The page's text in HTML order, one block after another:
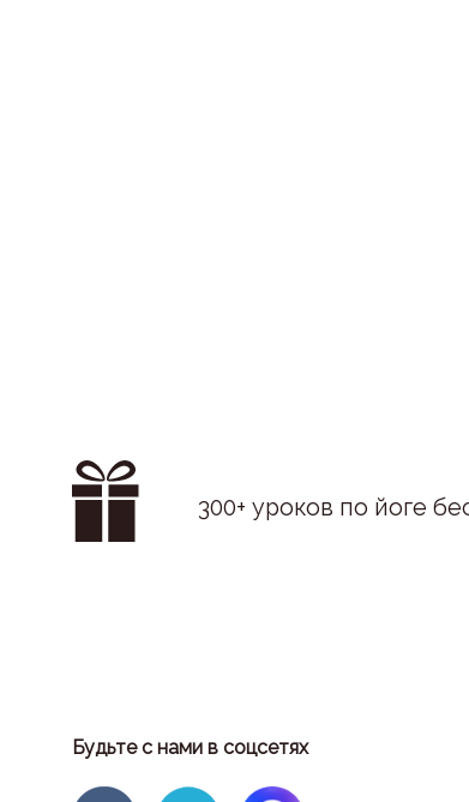
300+ уроков по йоге
Будьте с нами в соцсетях